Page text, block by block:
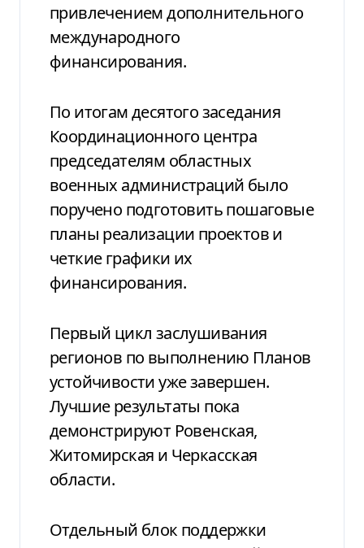
привлечением дополнительного
международного
финансирования.
По итогам десятого заседания
Координационного центра
председателям областных
военных администраций было
поручено подготовить пошаговые
планы реализации проектов и
четкие графики их
финансирования.
Первый цикл заслушивания
регионов по выполнению Планов
устойчивости уже завершен.
Лучшие результаты пока
демонстрируют Ровенская,
Житомирская и Черкасская
области.
Отдельный блок поддержки